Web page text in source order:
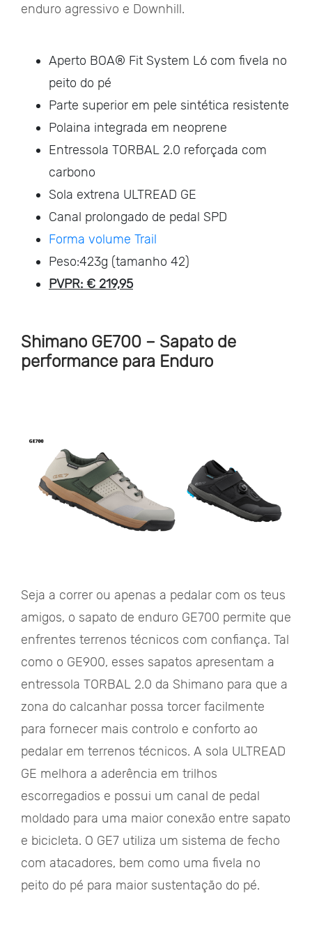
enduro agressivo e Downhill.
Aperto BOA® Fit System L6 com fivela no
peito do pé
Parte superior em pele sintética resistente
Polaina integrada em neoprene
Entressola TORBAL 2.0 reforçada com
carbono
Sola extrena ULTREAD GE
Canal prolongado de pedal SPD
Forma volume Trail
Peso:423g (tamanho 42)
PVPR: € 219,95
Shimano GE700 – Sapato de
performance para Enduro
Seja a correr ou apenas a pedalar com os teus
amigos, o sapato de enduro GE700 permite que
enfrentes terrenos técnicos com confiança. Tal
como o GE900, esses sapatos apresentam a
entressola TORBAL 2.0 da Shimano para que a
zona do calcanhar possa torcer facilmente
para fornecer mais controlo e conforto ao
pedalar em terrenos técnicos. A sola ULTREAD
GE melhora a aderência em trilhos
escorregadios e possui um canal de pedal
moldado para uma maior conexão entre sapato
e bicicleta. O GE7 utiliza um sistema de fecho
com atacadores, bem como uma fivela no
peito do pé para maior sustentação do pé.